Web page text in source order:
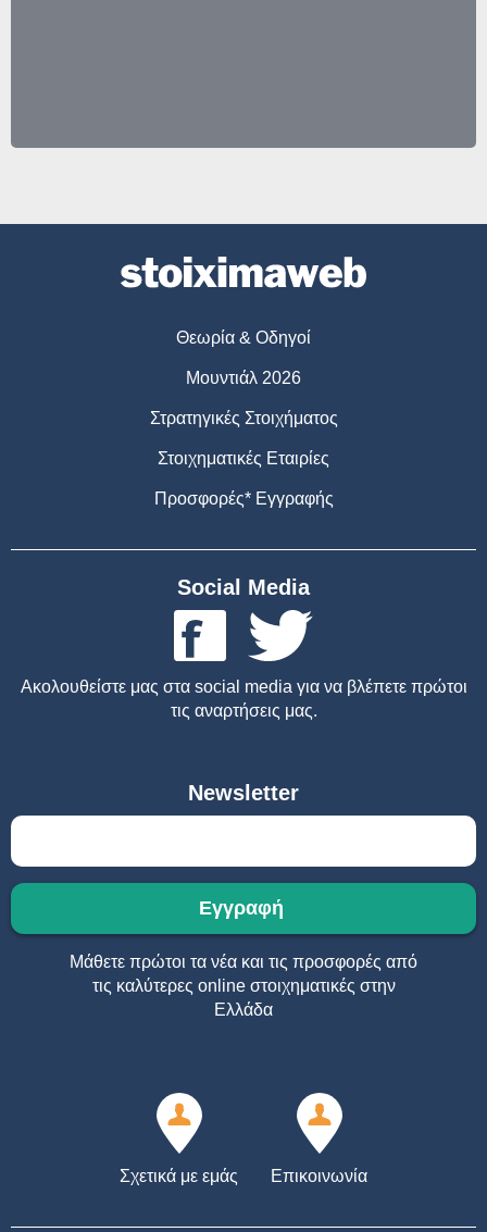
Θεωρία & Οδηγοί
Μουντιάλ 2026
Στρατηγικές Στοιχήματος
Στοιχηματικές Εταιρίες
Προσφορές* Εγγραφής
Social Media
Ακολουθείστε μας στα social media για να βλέπετε πρώτοι
τις αναρτήσεις μας.
Newsletter
Μάθετε πρώτοι τα νέα και τις προσφορές από
τις καλύτερες online στοιχηματικές στην
Ελλάδα
Σχετικά με εμάς Επικοινωνία